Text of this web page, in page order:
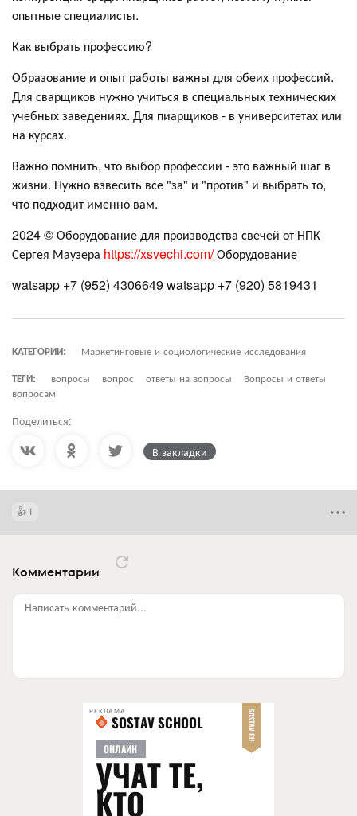
опытные специалисты.
Как выбрать профессию?
Образование и опыт работы важны для обеих профессий.
Для сварщиков нужно учиться в специальных технических
учебных заведениях. Для пиарщиков - в университетах или
на курсах.
Важно помнить, что выбор профессии - это важный шаг в
жизни. Нужно взвесить все "за" и "против" и выбрать то,
что подходит именно вам.
2024 © Оборудование для производства свечей от НПК
Сергея Маузера https://xsvechi.com/Оборудование
watsapp +7 (952) 4306649 watsapp +7 (920) 5819431
КАТЕГОРИИ:
Маркетинговые и социологические исследования
ТЕГИ:
вопросы вопрос ответы на вопросы
Вопросы и ответы
вопросам
Поделиться:
В закладки
1
Комментарии
Написать комментарий...
РЕКЛАМА